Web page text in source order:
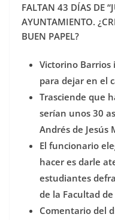
FALTAN 43 DÍAS DE
AYUNTAMIENTO.
BUEN PAPEL?
Victorino Barrios
para dejar en el
Trasciende que
serían unos 30
Andrés de Jesús
El funcionario
hacer es darle
estudiantes
de la Facultad
Comentario del